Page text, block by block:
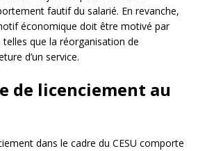
fautif du salarié. En revanche,
économique doit être motivé par
que la réorganisation de
d’un service.
de licenciement au
dans le cadre du CESU comporte